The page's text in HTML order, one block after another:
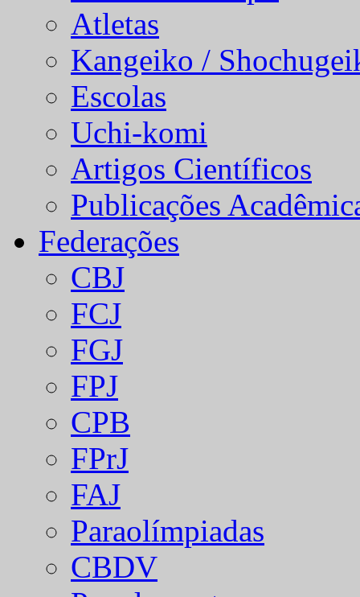
Atletas
Kangeiko /
Escolas
Uchi-komi
Artigos Científicos
Publicações
Federações
CBJ
FCJ
FGJ
FPJ
CPB
FPrJ
FAJ
Paraolímpiadas
CBDV